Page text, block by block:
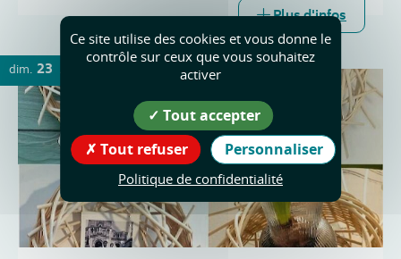
Plus d'infos
dim. 23
Ce site utilise des cookies et vous donne le
contrôle sur ceux que vous souhaitez
activer
Tout accepter
Tout refuser
Personnaliser
Politique de confidentialité